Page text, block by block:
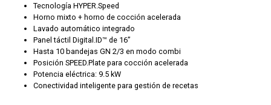
Tecnología HYPER.Speed
Horno mixto + horno de cocción acelerada
Lavado automático integrado
Panel táctil Digital.ID™ de 16”
Hasta 10 bandejas GN 2/3 en modo combi
Posición SPEED.Plate para cocción acelerada
Potencia eléctrica: 9.5 kW
Conectividad inteligente para gestión de recetas